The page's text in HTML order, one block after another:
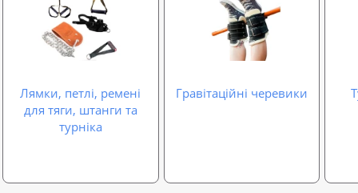
Лямки, петлі, ремені
для тяги, штанги та
турніка
Гравітаційні черевики